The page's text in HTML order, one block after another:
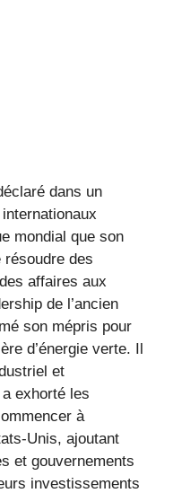
dans un
mondial que son
des
affaires aux
de l’ancien
son mépris pour
d’énergie verte. Il
et
exhorté les
à
Unis, ajoutant
et gouvernements
investissements